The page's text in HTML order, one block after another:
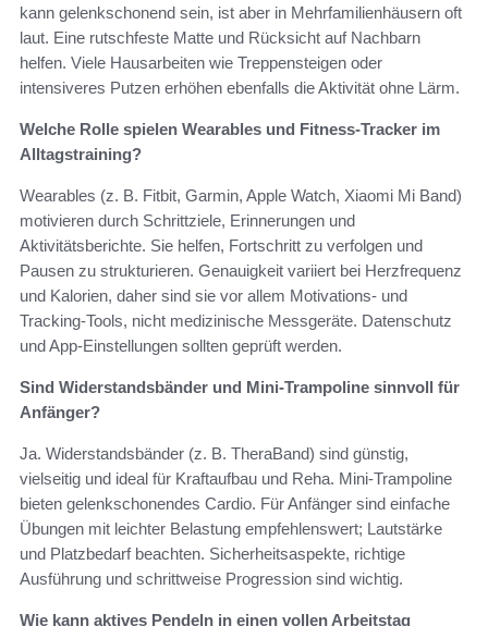
kann gelenkschonend sein, ist aber in Mehrfamilienhäusern oft
laut. Eine rutschfeste Matte und Rücksicht auf Nachbarn
helfen. Viele Hausarbeiten wie Treppensteigen oder
intensiveres Putzen erhöhen ebenfalls die Aktivität ohne Lärm.
Welche Rolle spielen Wearables und Fitness‑Tracker im
Alltagstraining?
Wearables (z. B. Fitbit, Garmin, Apple Watch, Xiaomi Mi Band)
motivieren durch Schrittziele, Erinnerungen und
Aktivitätsberichte. Sie helfen, Fortschritt zu verfolgen und
Pausen zu strukturieren. Genauigkeit variiert bei Herzfrequenz
und Kalorien, daher sind sie vor allem Motivations‑ und
Tracking‑Tools, nicht medizinische Messgeräte. Datenschutz
und App‑Einstellungen sollten geprüft werden.
Sind Widerstandsbänder und Mini‑Trampoline sinnvoll für
Anfänger?
Ja. Widerstandsbänder (z. B. TheraBand) sind günstig,
vielseitig und ideal für Kraftaufbau und Reha. Mini‑Trampoline
bieten gelenkschonendes Cardio. Für Anfänger sind einfache
Übungen mit leichter Belastung empfehlenswert; Lautstärke
und Platzbedarf beachten. Sicherheitsaspekte, richtige
Ausführung und schrittweise Progression sind wichtig.
Wie kann aktives Pendeln in einen vollen Arbeitstag